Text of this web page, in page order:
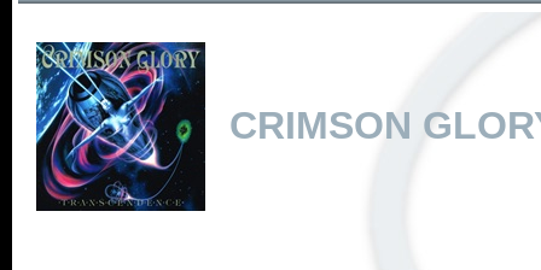
CRIMSON